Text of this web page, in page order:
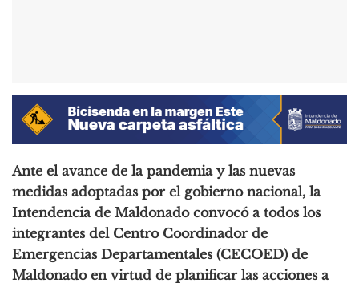
Ante el avance de la pandemia y las nuevas
medidas adoptadas por el gobierno nacional, la
Intendencia de Maldonado convocó a todos los
integrantes del Centro Coordinador de
Emergencias Departamentales (CECOED) de
Maldonado en virtud de planificar las acciones a